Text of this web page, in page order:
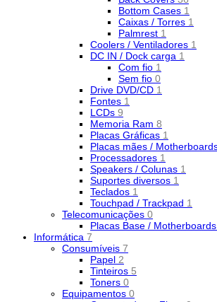
Bottom Cases 1
Caixas / Torres 1
Palmrest 1
Coolers / Ventiladores 1
DC IN / Dock carga 1
Com fio 1
Sem fio 0
Drive DVD/CD 1
Fontes 1
LCDs 9
Memoria Ram 8
Placas Gráficas 1
Placas mães /
Processadores 1
Speakers / Colunas 1
Suportes diversos 1
Teclados 1
Touchpad / Trackpad 1
Telecomunicações 0
Placas Base / Motherboards
Informática 7
Consumíveis 7
Papel 2
Tinteiros 5
Toners 0
Equipamentos 0